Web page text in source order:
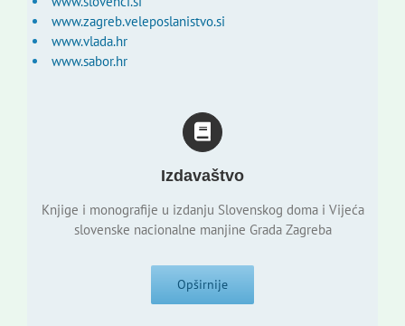
www.zagreb.veleposlanistvo.si
www.vlada.hr
www.sabor.hr
Izdavaštvo
Knjige i monografije u izdanju Slovenskog doma i Vijeća
slovenske nacionalne manjine Grada Zagreba
Opširnije